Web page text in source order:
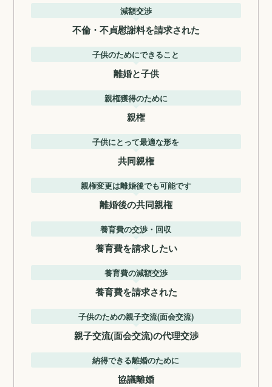
減額交渉
不倫・不貞慰謝料を請求された
子供のためにできること
離婚と子供
親権獲得のために
親権
子供にとって最適な形を
共同親権
親権変更は離婚後でも可能です
離婚後の共同親権
養育費の交渉・回収
養育費を請求したい
養育費の減額交渉
養育費を請求された
子供のための親子交流(面会交流)
親子交流(面会交流)の代理交渉
納得できる離婚のために
協議離婚